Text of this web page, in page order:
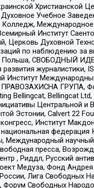
Христианской
Учебное
Колледж, Международное
Институт
Церковь Духовной
по наблюдению за
Польша, СВОБОДНЫЙ
журналистики,
Институт
ГРУПА,
Bellingcat, Bellingcat
Центральной и
Эстонии, Calvert 22
Институт
национальная федерация
Международный
пресса,
, Риддл, Русский
Медуза, Фонд Андрея
Лига Свободных
Форум Свободных